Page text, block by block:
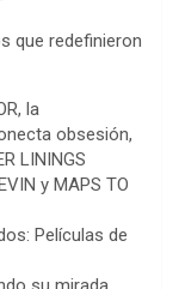
que redefinieron
la
obsesión,
LININGS
y MAPS TO
Películas de